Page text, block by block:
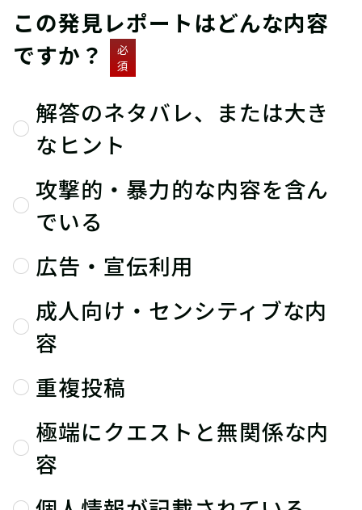
この発見レポートはどんな内容
ですか？
必
須
解答のネタバレ、または大き
なヒント
攻撃的・暴力的な内容を含ん
でいる
広告・宣伝利用
成人向け・センシティブな内
容
重複投稿
極端にクエストと無関係な内
容